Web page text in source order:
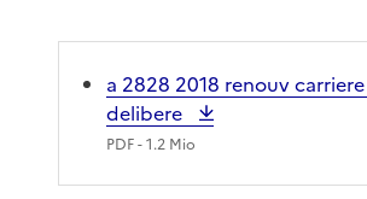
a 2828 2018 renouv
delibere
PDF- 1.2 Mio